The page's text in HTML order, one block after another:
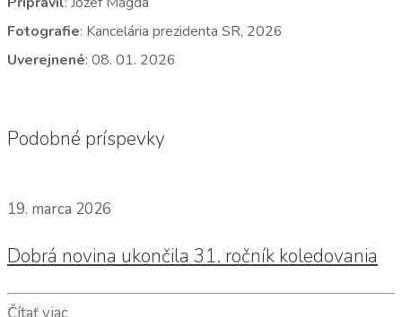
Fotografie: Kancelária prezidenta SR, 2026
Uverejnené: 08. 01. 2026
Podobné príspevky
19. marca 2026
Dobrá novina ukončila 31. ročník koledovania